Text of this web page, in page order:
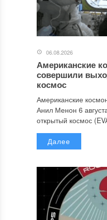
06.08.2026
Американские
совершили
космос
Американские
Анил Менон 6
открытый космос
Далее